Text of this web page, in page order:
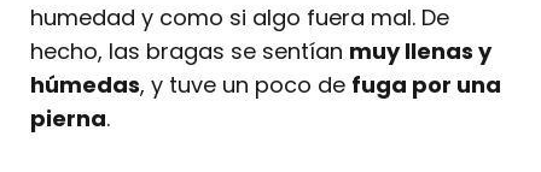
humedad y como si algo fuera mal. De
hecho, las bragas se sentían muy llenas y
húmedas, y tuve un poco de fuga por una
pierna.